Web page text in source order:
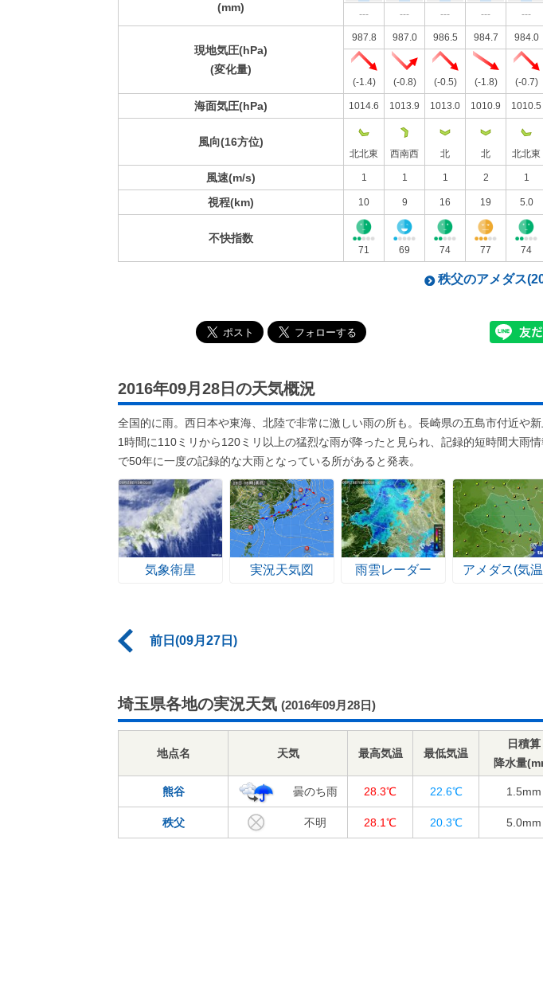
(mm)
--- --- --- --- ---
現地気圧(hPa)
(変化量)
987.8 987.0 986.5 984.7 984.0
(-1.4) (-0.8) (-0.5) (-1.8) (-0.7)
海面気圧(hPa) 1014.6 1013.9 1013.0 1010.9 1010.5
風向(16方位)
北北東 西南西 北 北 北北東
風速(m/s) 1 1 1 2 1
視程(km) 10 9 16 19 5.0
不快指数
71 69 74 77 74
秩父のアメダス
2016年09月28日の天気概況
全国的に雨。西日本や東海、北陸で非常に激しい雨の所も。長崎県の五島市付近や
1時間に110ミリから120ミリ以上の猛烈な雨が降ったと見られ、記録的短時間大雨
で50年に一度の記録的な大雨となっている所があると発表。
気象衛星 実況天気図 雨雲レーダー アメダス(気
前日(09月27日)
埼玉県各地の実況天気 (2016年09月28日)
地点名 天気 最高気温 最低気温
日積算
降水量
熊谷 曇のち雨 28.3℃ 22.6℃ 1.5mm
秩父 不明 28.1℃ 20.3℃ 5.0mm